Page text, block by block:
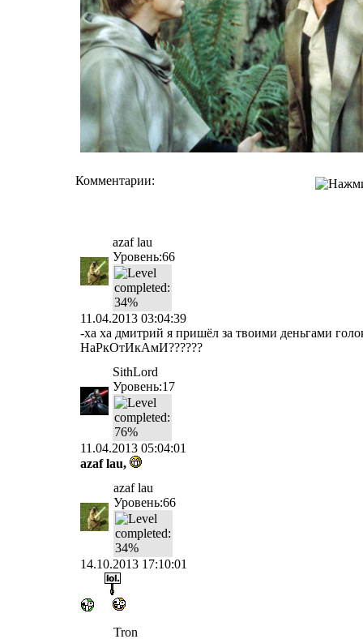
Комментарии:
azaf lau
Уровень:66
11.04.2013 03:04:39
-ха ха дмитрий я пришёл за твоими деньгами
НаРкОтИкАмИ??????
SithLord
Уровень:17
11.04.2013 05:04:01
azaf lau,
azaf lau
Уровень:66
14.10.2013 17:10:01
Tron